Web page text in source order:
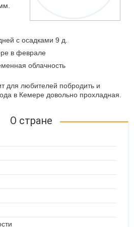
с осадками 9 д.
в феврале
облачность
для любителей побродить и
в Кемере довольно прохладная.
О стране